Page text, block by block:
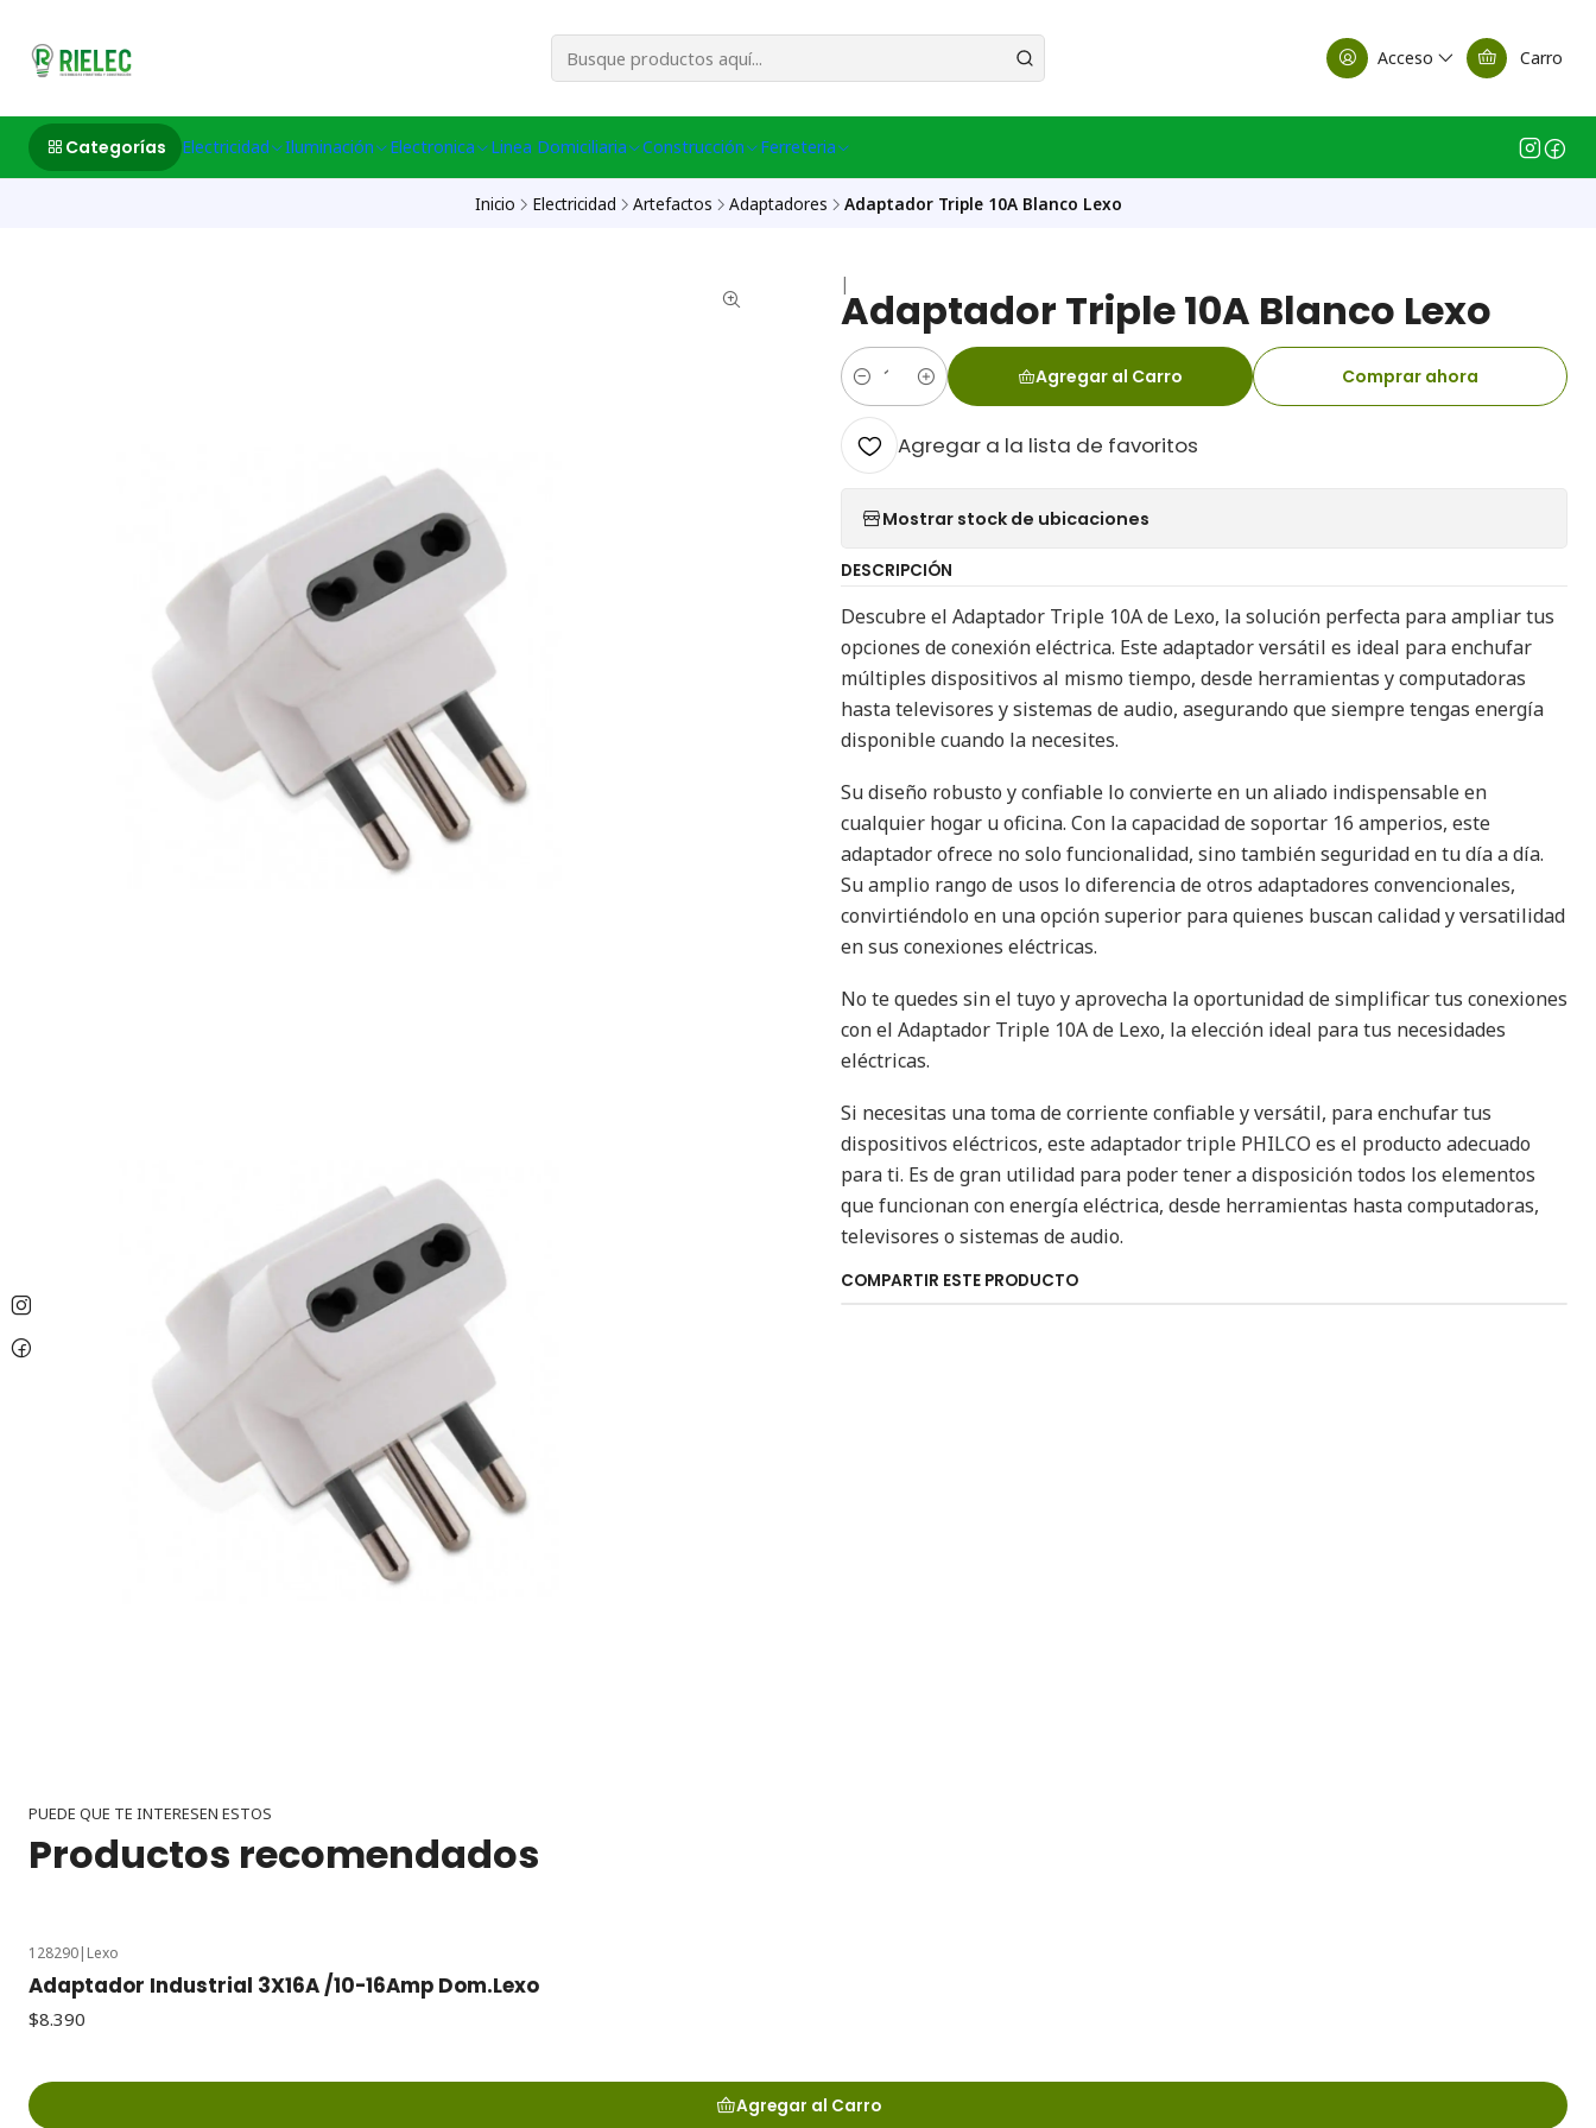
Acceso Carro
Categorías Electricidad Iluminación Electronica Linea Domiciliaria Construcción Ferreteria
Inicio Electricidad Artefactos Adaptadores Adaptador Triple 10A Blanco Lexo
|
Adaptador Triple 10A Blanco Lexo
Cantidad
Agregar al Carro Comprar ahora
Agregar a la lista de favoritos
Mostrar stock de ubicaciones
DESCRIPCIÓN
Descubre el Adaptador Triple 10A de Lexo, la solución perfecta para ampliar tus
opciones de conexión eléctrica. Este adaptador versátil es ideal para enchufar
múltiples dispositivos al mismo tiempo, desde herramientas y computadoras
hasta televisores y sistemas de audio, asegurando que siempre tengas energía
disponible cuando la necesites.
Su diseño robusto y confiable lo convierte en un aliado indispensable en
cualquier hogar u oficina. Con la capacidad de soportar 16 amperios, este
adaptador ofrece no solo funcionalidad, sino también seguridad en tu día a día.
Su amplio rango de usos lo diferencia de otros adaptadores convencionales,
convirtiéndolo en una opción superior para quienes buscan calidad y versatilidad
en sus conexiones eléctricas.
No te quedes sin el tuyo y aprovecha la oportunidad de simplificar tus conexiones
con el Adaptador Triple 10A de Lexo, la elección ideal para tus necesidades
eléctricas.
Si necesitas una toma de corriente confiable y versátil, para enchufar tus
dispositivos eléctricos, este adaptador triple PHILCO es el producto adecuado
para ti. Es de gran utilidad para poder tener a disposición todos los elementos
que funcionan con energía eléctrica, desde herramientas hasta computadoras,
televisores o sistemas de audio.
COMPARTIR ESTE PRODUCTO
PUEDE QUE TE INTERESEN ESTOS
Productos recomendados
128290| Lexo
Adaptador Industrial 3X16A /10-16Amp Dom.Lexo
$8.390
Agregar al Carro